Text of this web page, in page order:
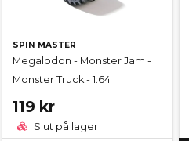
SPIN MASTER
Megalodon - Monster Jam -
Monster Truck - 1:64
119 kr
Slut på lager